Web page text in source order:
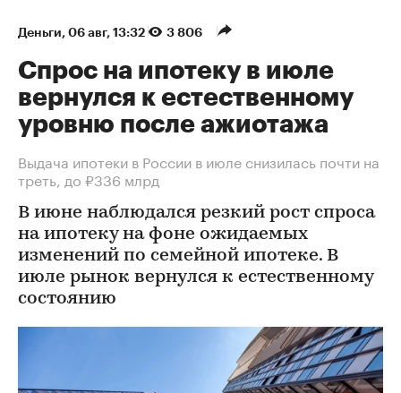
Деньги⁠, 06 авг, 13:32 3 806
Спрос на ипотеку в июле
вернулся к естественному
уровню после ажиотажа
Выдача ипотеки в России в июле снизилась почти на
треть, до ₽336 млрд
В июне наблюдался резкий рост спроса
на ипотеку на фоне ожидаемых
изменений по семейной ипотеке. В
июле рынок вернулся к естественному
состоянию